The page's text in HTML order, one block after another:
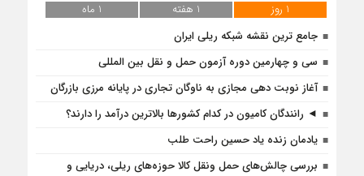
1 روز 1 هفته
1 ماه
جامع ترین نقشه شبکه ریلی ایران
سی و چهارمین دوره آزمون حمل و نقل بین المللی
آغاز نوبت دهی مجازی به ناوگان تجاری در پایانه مرزی بازرگان
◄ رانندگان کامیون در کدام کشورها بالاترین درآمد را دارند؟
یادمان زنده یاد حسین راحت طلب
بررسی چالش‌های حمل ونقل کالا حوزه‌های ریلی، دریایی و